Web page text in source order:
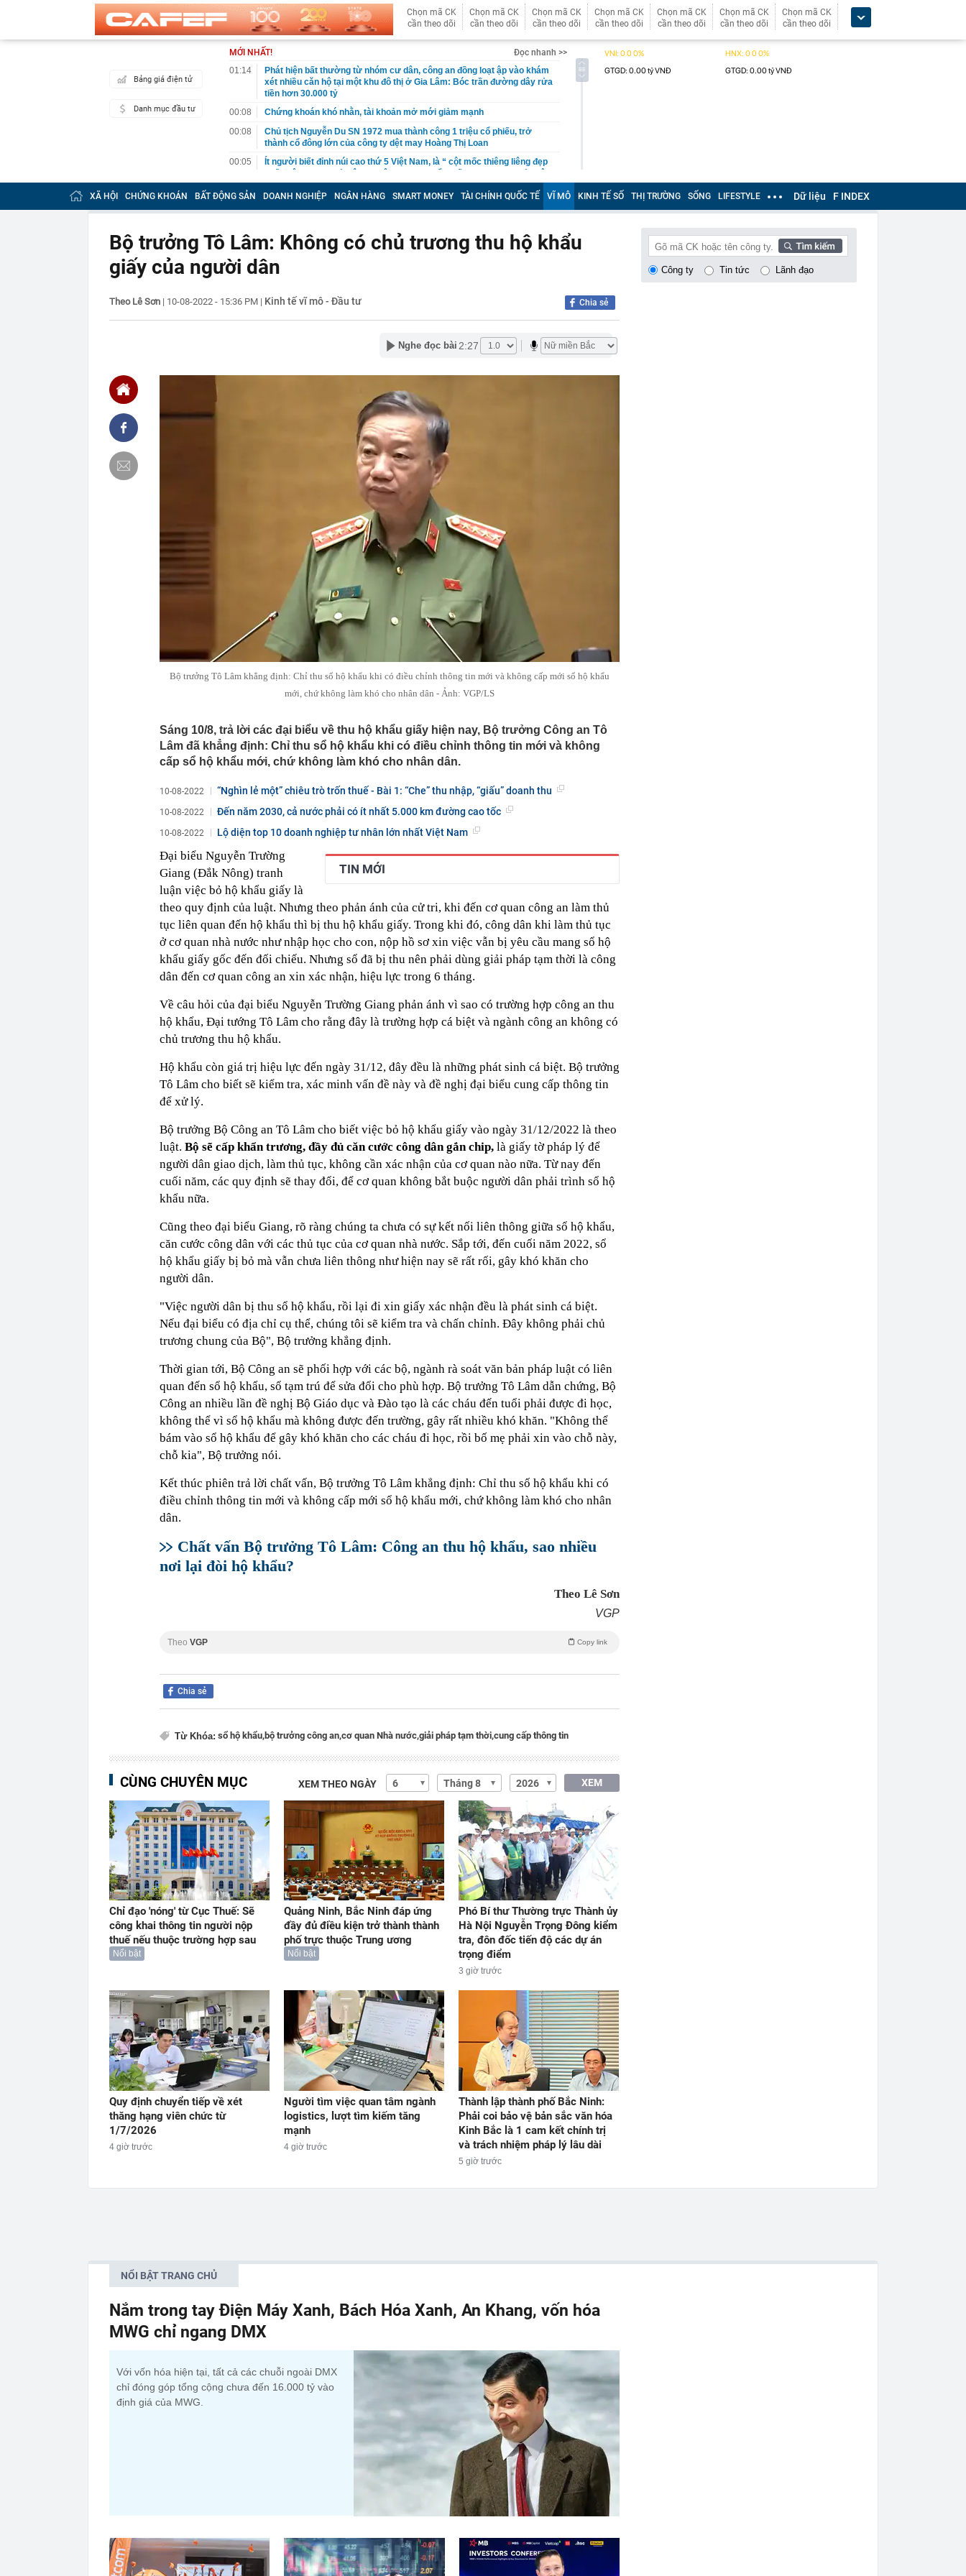
Chọn mã CK
cần theo dõi
Chọn mã CK
cần theo dõi
Chọn mã CK
cần theo dõi
Chọn mã CK
cần theo dõi
Chọn mã CK
cần theo dõi
Chọn mã CK
cần theo dõi
Chọn mã CK
cần theo dõi
Bảng giá điện tử
Danh mục đầu tư
MỚI NHẤT!
Đọc nhanh >>
01:14
Phát hiện bất thường từ nhóm cư dân, công an đồng loạt ập vào khám
xét nhiều căn hộ tại một khu đô thị ở Gia Lâm: Bóc trần đường dây rửa
tiền hơn 30.000 tỷ
00:08
Chứng khoán khó nhằn, tài khoản mở mới giảm mạnh
00:08
Chủ tịch Nguyễn Du SN 1972 mua thành công 1 triệu cổ phiếu, trở
thành cổ đông lớn của công ty dệt may Hoàng Thị Loan
00:05
Ít người biết đỉnh núi cao thứ 5 Việt Nam, là “ cột mốc thiêng liêng đẹp
trekking
Việt Nam có 1 hệ thống y khoa tư nhân sở hữu 14 bệnh viện, 2.900
giường bệnh, vừa được vinh danh "Hệ thống Y khoa tốt nhất Việt Nam
00:05
56 mã chứng khoán bị HoSE cắt margin trong tháng 8
00:03
Một doanh nghiệp Việt thu hơn 1 tỷ USD ở nước ngoài trong nửa đầu
năm 2026, lợi nhuận tăng hơn 120%
Chứng khoán Vietcap dự phóng VN-Index có thể chạm mốc 1.885 điểm
ngay trong tháng 8
Nắm trong tay Điện Máy Xanh, Bách Hóa Xanh, An Khang, vốn hóa
5 thỏi vàng giấu trong nhiều ngăn bí mật - giá trị hơn 18 tỷ đồng
4 dấu hiệu nhận biết ngôi nhà có phong thuỷ không thuận lợi
Quốc gia có lượng khách đến Việt Nam đông nhất 7 tháng đầu năm,
vượt Hàn Quốc và Nga, gấp gần 6 lần Ấn Độ
Người bán trái cây tiết lộ: Khách thường chọn quả to, người trong
nghề lại kiểm tra 5 chi tiết này trước
Tiếp viên tàu cao tốc quỳ gối 1h an ủi khách: 7 năm sau ở khách sạn 5
sao nhiều hơn ở nhà, bay hạng thương gia
Cụ bà 70 tuổi có xương trẻ khỏe như phụ nữ 30, bác sĩ kinh ngạc khi
biết bí quyết
Ngôi nhà chứa đựng tâm huyết của NSND Tự Long
Giá vàng vượt 4.300 USD/ounce, chuyên gia dự báo đỉnh mới
Một doanh nghiệp dầu khí đem hơn 42.200 tỷ đồng gửi ngân hàng
Lời khuyên cho những người không rút điện ấm siêu tốc trước khi ngủ
XÃ HỘI CHỨNG KHOÁN BẤT ĐỘNG SẢN DOANH NGHIỆP NGÂN HÀNG SMART MONEY TÀI CHÍNH QUỐC TẾ VĨ MÔ KINH TẾ SỐ THỊ TRƯỜNG SỐNG LIFESTYLE Dữ liệu F INDEX
Bộ trưởng Tô Lâm: Không có chủ trương thu hộ khẩu
giấy của người dân
Theo Lê Sơn | 10-08-2022 - 15:36 PM | Kinh tế vĩ mô - Đầu tư Chia sẻ
Nghe đọc bài 2:27
Bộ trưởng Tô Lâm khẳng định: Chỉ thu sổ hộ khẩu khi có điều chỉnh thông tin mới và không cấp mới sổ hộ khẩu
mới, chứ không làm khó cho nhân dân - Ảnh: VGP/LS
Sáng 10/8, trả lời các đại biểu về thu hộ khẩu giấy hiện nay, Bộ trưởng Công an Tô
Lâm đã khẳng định: Chỉ thu sổ hộ khẩu khi có điều chỉnh thông tin mới và không
cấp sổ hộ khẩu mới, chứ không làm khó cho nhân dân.
10-08-2022 “Nghìn lẻ một” chiêu trò trốn thuế - Bài 1: “Che” thu nhập, “giấu” doanh thu
10-08-2022 Đến năm 2030, cả nước phải có ít nhất 5.000 km đường cao tốc
10-08-2022 Lộ diện top 10 doanh nghiệp tư nhân lớn nhất Việt Nam
TIN MỚI
Đại biểu Nguyễn Trường
Giang (Đắk Nông) tranh
luận việc bỏ hộ khẩu giấy là
theo quy định của luật. Nhưng theo phản ánh của cử tri, khi đến cơ quan công an làm thủ
tục liên quan đến hộ khẩu thì bị thu hộ khẩu giấy. Trong khi đó, công dân khi làm thủ tục
ở cơ quan nhà nước như nhập học cho con, nộp hồ sơ xin việc vẫn bị yêu cầu mang sổ hộ
khẩu giấy gốc đến đối chiếu. Nhưng sổ đã bị thu nên phải dùng giải pháp tạm thời là công
dân đến cơ quan công an xin xác nhận, hiệu lực trong 6 tháng.
Về câu hỏi của đại biểu Nguyễn Trường Giang phản ánh vì sao có trường hợp công an thu
hộ khẩu, Đại tướng Tô Lâm cho rằng đây là trường hợp cá biệt và ngành công an không có
chủ trương thu hộ khẩu.
Hộ khẩu còn giá trị hiệu lực đến ngày 31/12, đây đều là những phát sinh cá biệt. Bộ trưởng
Tô Lâm cho biết sẽ kiểm tra, xác minh vấn đề này và đề nghị đại biểu cung cấp thông tin
để xử lý.
Bộ trưởng Bộ Công an Tô Lâm cho biết việc bỏ hộ khẩu giấy vào ngày 31/12/2022 là theo
luật. Bộ sẽ cấp khẩn trương, đầy đủ căn cước công dân gắn chip, là giấy tờ pháp lý để
người dân giao dịch, làm thủ tục, không cần xác nhận của cơ quan nào nữa. Từ nay đến
cuối năm, các quy định sẽ thay đổi, để cơ quan không bắt buộc người dân phải trình sổ hộ
khẩu nữa.
Cũng theo đại biểu Giang, rõ ràng chúng ta chưa có sự kết nối liên thông giữa sổ hộ khẩu,
căn cước công dân với các thủ tục của cơ quan nhà nước. Sắp tới, đến cuối năm 2022, sổ
hộ khẩu giấy bị bỏ mà vẫn chưa liên thông như hiện nay sẽ rất rối, gây khó khăn cho
người dân.
"Việc người dân bị thu sổ hộ khẩu, rồi lại đi xin giấy xác nhận đều là phát sinh cá biệt.
Nếu đại biểu có địa chỉ cụ thể, chúng tôi sẽ kiểm tra và chấn chỉnh. Đây không phải chủ
trương chung của Bộ", Bộ trưởng khẳng định.
Thời gian tới, Bộ Công an sẽ phối hợp với các bộ, ngành rà soát văn bản pháp luật có liên
quan đến sổ hộ khẩu, sổ tạm trú để sửa đổi cho phù hợp. Bộ trưởng Tô Lâm dẫn chứng, Bộ
Công an nhiều lần đề nghị Bộ Giáo dục và Đào tạo là các cháu đến tuổi phải được đi học,
không thể vì sổ hộ khẩu mà không được đến trường, gây rất nhiều khó khăn. "Không thể
bám vào sổ hộ khẩu để gây khó khăn cho các cháu đi học, rồi bố mẹ phải xin vào chỗ này,
chỗ kia", Bộ trưởng nói.
Kết thúc phiên trả lời chất vấn, Bộ trưởng Tô Lâm khẳng định: Chỉ thu số hộ khẩu khi có
điều chỉnh thông tin mới và không cấp mới sổ hộ khẩu mới, chứ không làm khó cho nhân
dân.
Chất vấn Bộ trưởng Tô Lâm: Công an thu hộ khẩu, sao nhiều
nơi lại đòi hộ khẩu?
Theo Lê Sơn
VGP
Theo VGP Copy link
Chia sẻ
Từ Khóa: sổ hộ khẩu,bộ trưởng công an,cơ quan Nhà nước,giải pháp tạm thời,cung cấp thông tin
CÙNG CHUYÊN MỤC XEM THEO NGÀY XEM
Chỉ đạo 'nóng' từ Cục Thuế: Sẽ
công khai thông tin người nộp
thuế nếu thuộc trường hợp sau
Nổi bật
Quảng Ninh, Bắc Ninh đáp ứng
đầy đủ điều kiện trở thành thành
phố trực thuộc Trung ương
Nổi bật
Phó Bí thư Thường trực Thành ủy
Hà Nội Nguyễn Trọng Đông kiểm
tra, đôn đốc tiến độ các dự án
trọng điểm
3 giờ trước
Quy định chuyển tiếp về xét
thăng hạng viên chức từ
1/7/2026
4 giờ trước
Người tìm việc quan tâm ngành
logistics, lượt tìm kiếm tăng
mạnh
4 giờ trước
Thành lập thành phố Bắc Ninh:
Phải coi bảo vệ bản sắc văn hóa
Kinh Bắc là 1 cam kết chính trị
và trách nhiệm pháp lý lâu dài
5 giờ trước
Công ty Tin tức Lãnh đạo
NỔI BẬT TRANG CHỦ
Nắm trong tay Điện Máy Xanh, Bách Hóa Xanh, An Khang, vốn hóa
MWG chỉ ngang DMX
Với vốn hóa hiện tại, tất cả các chuỗi ngoài DMX
chỉ đóng góp tổng cộng chưa đến 16.000 tỷ vào
định giá của MWG.